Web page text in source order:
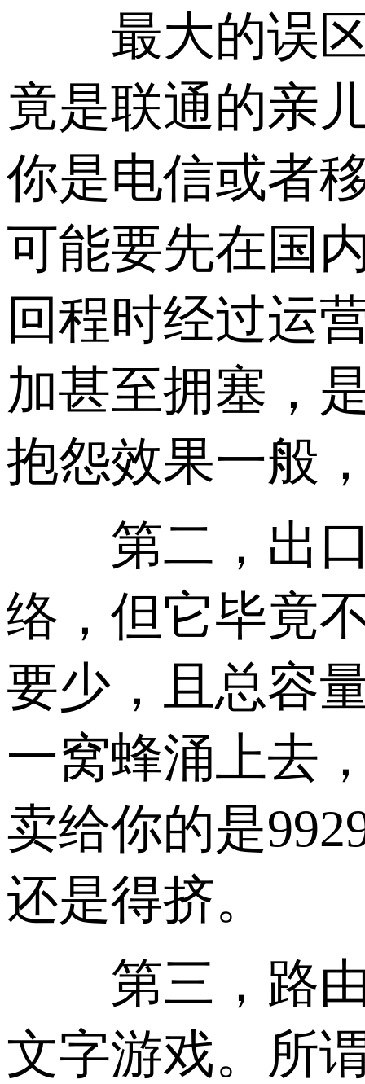
最大的误区
竟是联通的亲
你是电信或者
可能要先在国
回程时经过运
加甚至拥塞，
抱怨效果一般
第二，出口
络，但它毕竟
要少，且总容
一窝蜂涌上去
卖给你的是
还是得挤。
第三，路由
文字游戏。所